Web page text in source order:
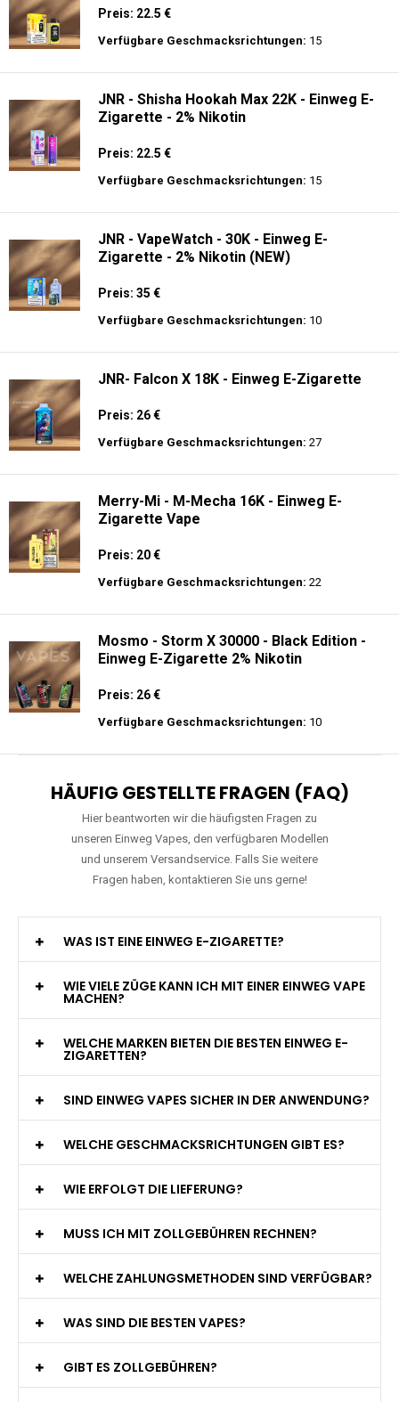
Preis: 22.5 €
Verfügbare Geschmacksrichtungen: 15
JNR - Shisha Hookah Max 22K - Einweg E-
Zigarette - 2% Nikotin
Preis: 22.5 €
Verfügbare Geschmacksrichtungen: 15
JNR - VapeWatch - 30K - Einweg E-
Zigarette - 2% Nikotin (NEW)
Preis: 35 €
Verfügbare Geschmacksrichtungen: 10
JNR- Falcon X 18K - Einweg E-Zigarette
Preis: 26 €
Verfügbare Geschmacksrichtungen: 27
Merry-Mi - M-Mecha 16K - Einweg E-
Zigarette Vape
Preis: 20 €
Verfügbare Geschmacksrichtungen: 22
Mosmo - Storm X 30000 - Black Edition -
Einweg E-Zigarette 2% Nikotin
Preis: 26 €
Verfügbare Geschmacksrichtungen: 10
HÄUFIG GESTELLTE FRAGEN (FAQ)
Hier beantworten wir die häufigsten Fragen zu
unseren Einweg Vapes, den verfügbaren Modellen
und unserem Versandservice. Falls Sie weitere
Fragen haben, kontaktieren Sie uns gerne!
WAS IST EINE EINWEG E-ZIGARETTE?
WIE VIELE ZÜGE KANN ICH MIT EINER EINWEG VAPE
MACHEN?
WELCHE MARKEN BIETEN DIE BESTEN EINWEG E-
ZIGARETTEN?
SIND EINWEG VAPES SICHER IN DER ANWENDUNG?
WELCHE GESCHMACKSRICHTUNGEN GIBT ES?
WIE ERFOLGT DIE LIEFERUNG?
MUSS ICH MIT ZOLLGEBÜHREN RECHNEN?
WELCHE ZAHLUNGSMETHODEN SIND VERFÜGBAR?
WAS SIND DIE BESTEN VAPES?
GIBT ES ZOLLGEBÜHREN?